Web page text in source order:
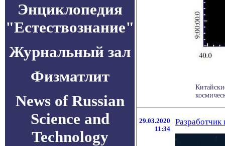
Энциклопедия
"Естествознание"
Журнальный зал
Физматлит
News of Russian
Science and
Technology
29.03.2020
11:34
Разработчик